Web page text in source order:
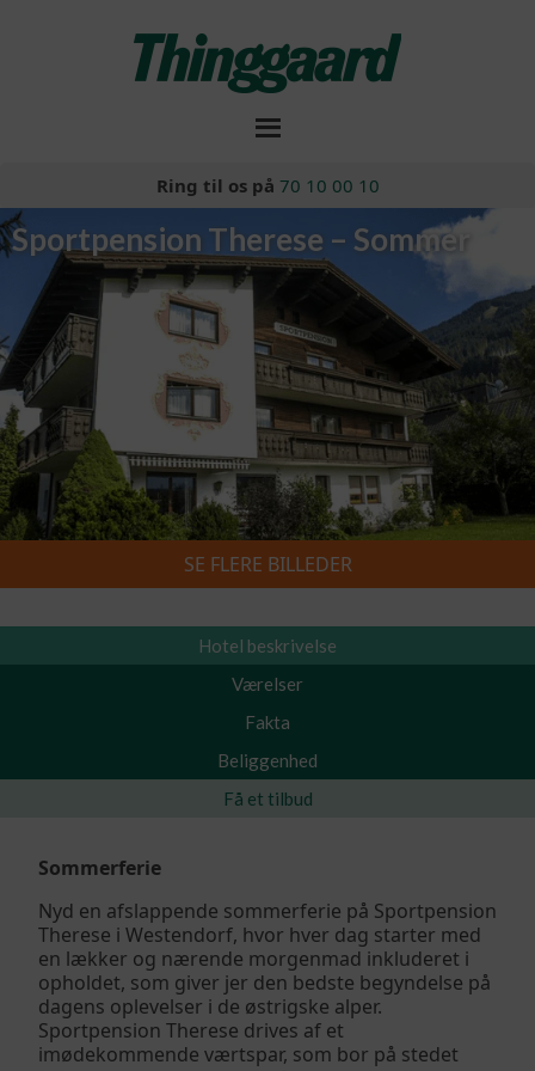
Ring til os på 70 10 00 10
Sportpension Therese – Sommer
SE FLERE BILLEDER
Sportpension Therese – Sommer
Hotel beskrivelse
Værelser
Fakta
Beliggenhed
Få et tilbud
Sommerferie
Nyd en afslappende sommerferie på Sportpension
Therese i Westendorf, hvor hver dag starter med
en lækker og nærende morgenmad inkluderet i
opholdet, som giver jer den bedste begyndelse på
dagens oplevelser i de østrigske alper.
Sportpension Therese drives af et
imødekommende værtspar, som bor på stedet